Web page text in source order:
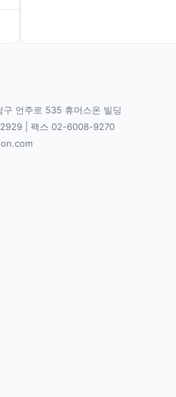
언주로 535 휴머스온 빌딩
| 팩스 02-6008-9270